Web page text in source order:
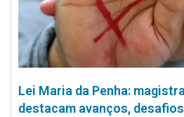
Lei Maria da Penha:
destacam avanços,